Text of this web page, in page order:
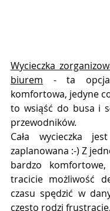
Wycieczka
biurem - ta opcja
komfortowa, jedyne
to wsiąść do busa i
przewodników.
Cała wycieczka
zaplanowana :-) Z
bardzo
tracicie możliwość
czasu spędzić w
często rodzi frustracje.